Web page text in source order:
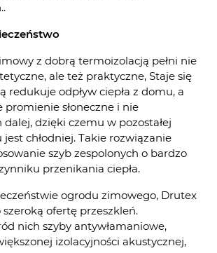
z dobrą termoizolacją pełni nie
ale też praktyczne, Staje się
redukuje odpływ ciepła z domu, a
słoneczne i nie
dalej, dzięki czemu w pozostałej
chłodniej. Takie rozwiązanie
szyb zespolonych o bardzo
przenikania ciepła.
ogrodu zimowego, Drutex
szeroką ofertę przeszkleń.
nich szyby antywłamaniowe,
izolacyjności akustycznej,